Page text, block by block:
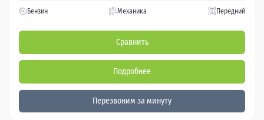
Бензин Механика Передний
Сравнить
Подробнее
Перезвоним за минуту